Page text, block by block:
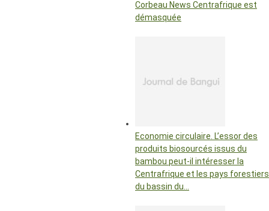
Corbeau News Centrafrique est
démasquée
Economie circulaire. L’essor des
produits biosourcés issus du
bambou peut-il intéresser la
Centrafrique et les pays forestiers
du bassin du…